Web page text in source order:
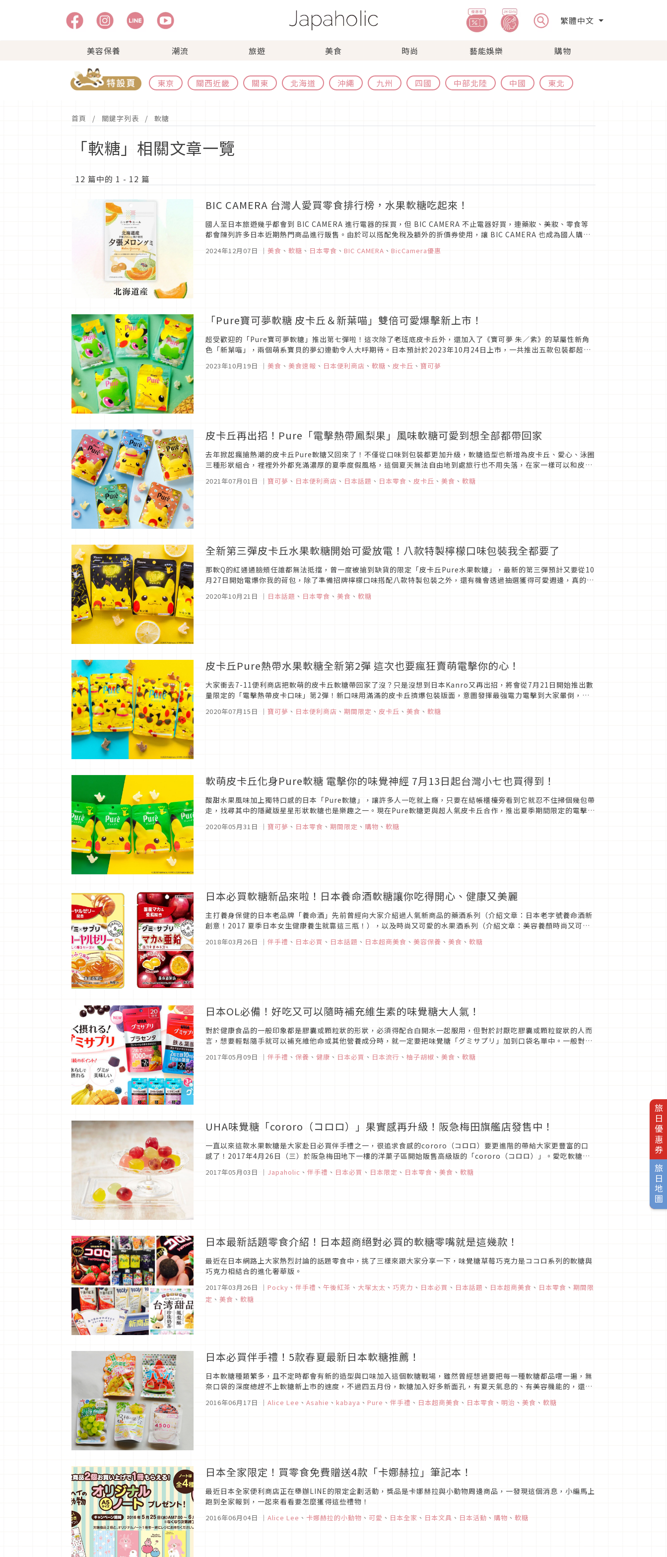
繁體中文
美容保養 潮流 旅遊 美食 時尚 藝能娛樂 購物
東京 關西近畿 關東 北海道 沖繩 九州 四國 中部北陸 中國 東北
旅日優惠券
旅日地圖
首頁 關鍵字列表 軟糖
「軟糖」相關文章一覽
12 篇中的 1 - 12 篇
BIC CAMERA 台灣人愛買零食排行榜，水果軟糖吃起來！
國人至日本旅遊幾乎都會到 BIC CAMERA 進行電器的採買，但 BIC CAMERA 不止電器好買，連藥妝、美妝、零食等
都會陳列許多日本近期熱門商品進行販售。由於可以搭配免稅及額外的折價券使用，讓 BIC CAMERA 也成為國人購買
伴手禮、藥妝或美妝的另一選擇。本文將向大家介紹 2024 年 ...
2024年12月07日 ｜ 美食 、 軟糖 、 日本零食 、 BIC CAMERA 、 BicCamera優惠
「Pure寶可夢軟糖 皮卡丘＆新葉喵」雙倍可愛爆擊新上市！
超受歡迎的「Pure寶可夢軟糖」推出第七彈啦！這次除了老班底皮卡丘外，還加入了《寶可夢 朱／紫》的草屬性新角
色「新葉喵」，兩個萌系寶貝的夢幻連動令人大呼期待。日本預計於2023年10月24日上市，一共推出五款包裝都超級
2023年10月19日 ｜ 美食 、 美食速報 、 日本便利商店 、 軟糖 、 皮卡丘 、 寶可夢
皮卡丘再出招！Pure「電擊熱帶鳳梨果」風味軟糖可愛到想全部都帶回家
去年掀起瘋搶熱潮的皮卡丘Pure軟糖又回來了！不僅從口味到包裝都更加升級，軟糖造型也新增為皮卡丘、愛心、泳圈
三種形狀組合，裡裡外外都充滿濃厚的夏季度假風格，這個夏天無法自由地到處旅行也不用失落，在家一樣可以和皮卡
丘創造酸甜清新的美好假期哦！皮卡丘Pure「電擊熱帶鳳梨果風味」軟糖皮卡丘Pure繼第一...
2021年07月01日 ｜ 寶可夢 、 日本便利商店 、 日本話題 、 日本零食 、 皮卡丘 、 美食 、 軟糖
全新第三彈皮卡丘水果軟糖開始可愛放電！八款特製檸檬口味包裝我全都要了
那軟Q的紅通通臉頰任誰都無法抵擋，曾一度被搶到缺貨的限定「皮卡丘Pure水果軟糖」，最新的第三彈預計又要從10
月27日開始電爆你我的荷包，除了準備招牌檸檬口味搭配八款特製包裝之外，還有機會透過抽選獲得可愛週邊，真的好
羨慕日本的各位，在這裡也想用力敲碗希望台灣趕快跟上這一波！好評第三彈「皮卡丘Pure...
2020年10月21日 ｜ 日本話題 、 日本零食 、 美食 、 軟糖
皮卡丘Pure熱帶水果軟糖全新第2彈 這次也要瘋狂賣萌電擊你的心！
大家衝去7-11便利商店把軟萌的皮卡丘軟糖帶回家了沒？只是沒想到日本Kanro又再出招，將會從7月21日開始推出數
量限定的「電擊熱帶皮卡口味」第2彈！新口味用滿滿的皮卡丘擠爆包裝版面，意圖發揮最強電力電擊到大家暈倒，這
次沒有時間讓你再猶豫，手刀準備搶買一波就對啦！皮卡丘Pure熱帶水果軟糖第2彈來襲...
2020年07月15日 ｜ 寶可夢 、 日本便利商店 、 期間限定 、 皮卡丘 、 美食 、 軟糖
軟萌皮卡丘化身Pure軟糖 電擊你的味覺神經 7月13日起台灣小七也買得到！
酸甜水果風味加上獨特口感的日本「Pure軟糖」，讓許多人一吃就上癮，只要在結帳櫃檯旁看到它就忍不住掃個幾包帶
走，找尋其中的隱藏版星星形狀軟糖也是樂趣之一。現在Pure軟糖更與超人氣皮卡丘合作，推出夏季期間限定的電擊熱
帶皮卡口味，做成皮卡丘造型的Pure軟糖，可愛到讓人捨不得吃啦！圖片來源這款軟糖推出...
2020年05月31日 ｜ 寶可夢 、 日本零食 、 期間限定 、 購物 、 軟糖
日本必買軟糖新品來啦！日本養命酒軟糖讓你吃得開心、健康又美麗
主打養身保健的日本老品牌「養命酒」先前曾經向大家介紹過人氣新商品的藥酒系列（介紹文章：日本老字號養命酒新
創意！2017 夏季日本女生健康養生就靠這三瓶！），以及時尚又可愛的水果酒系列（介紹文章：美容養顏時尚又可
愛！最適合女孩享用的養命酒新商品發售）。這一次養命酒又將推出結合軟糖與營養補充品的全新系列...
2018年03月26日 ｜ 伴手禮 、 日本必買 、 日本話題 、 日本超商美食 、 美容保養 、 美食 、 軟糖
日本OL必備！好吃又可以隨時補充維生素的味覺糖大人氣！
對於健康食品的一般印象都是膠囊或顆粒狀的形狀，必須得配合白開水一起服用，但對於討厭吃膠囊或顆粒錠狀的人而
言，想要輕鬆隨手就可以補充維他命或其他營養成分時，就一定要把味覺糖「グミサプリ」加到口袋名單中。一般對於
味覺糖的印象因該是紅遍台灣的コロロ果汁軟糖吧！其實味覺糖也有推出好吃且兼具營養成分的果膠軟糖...
2017年05月09日 ｜ 伴手禮 、 保養 、 健康 、 日本必買 、 日本流行 、 柚子胡椒 、 美食 、 軟糖
UHA味覺糖「cororo（コロロ）」果實感再升級！阪急梅田旗艦店發售中！
一直以來這款水果軟糖是大家赴日必買伴手禮之一，很追求食感的cororo（コロロ）要更進階的帶給大家更豐富的口
感了！2017年4月26日（三）於阪急梅田地下一樓的洋菓子區開始販售高級版的「cororo（コロロ）」。愛吃軟糖的
2017年05月03日 ｜ Japaholic 、 伴手禮 、 日本必買 、 日本限定 、 日本零食 、 美食 、 軟糖
日本最新話題零食介紹！日本超商絕對必買的軟糖零嘴就是這幾款！
最近在日本網路上大家熱烈討論的話題零食中，挑了三樣來跟大家分享一下，味覺糖草莓巧克力是ココロ系列的軟糖與
巧克力相結合的進化奢華版。
2017年03月26日 ｜ Pocky 、 伴手禮 、 午後紅茶 、 大塚太太 、 巧克力 、 日本必買 、 日本話題 、 日本超商美食 、 日本零食 、 期間限
定 、 美食 、 軟糖
日本必買伴手禮！5款春夏最新日本軟糖推薦！
日本軟糖種類繁多，且不定時都會有新的造型與口味加入這個軟糖戰場，雖然曾經想過要把每一種軟糖都品嚐一遍，無
奈口袋的深度總趕不上軟糖新上市的速度，不過四五月份，軟糖加入好多新面孔，有夏天氣息的、有美容機能的，還有
一款讓人目不轉睛如寶石般的軟糖～【明治果汁軟糖-綠葡萄口味】明治果汁軟糖一直是便宜好入手的軟...
2016年06月17日 ｜ Alice Lee 、 Asahie 、 kabaya 、 Pure 、 伴手禮 、 日本超商美食 、 日本零食 、 明治 、 美食 、 軟糖
日本全家限定！買零食免費贈送4款「卡娜赫拉」筆記本！
最近日本全家便利商店正在舉辦LINE的限定企劃活動，獎品是卡娜赫拉與小動物周邊商品，一發現這個消息，小編馬上
跑到全家報到，一起來看看要怎麼獲得這些禮物！
2016年06月04日 ｜ Alice Lee 、 卡娜赫拉的小動物 、 可愛 、 日本全家 、 日本文具 、 日本活動 、 購物 、 軟糖